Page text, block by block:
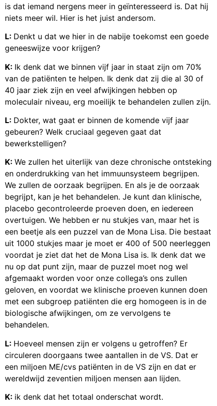
is dat iemand nergens meer in geïnteresseerd is. Dat hij
niets meer wil. Hier is het juist andersom.
L: Denkt u dat we hier in de nabije toekomst een goede
geneeswijze voor krijgen?
K: Ik denk dat we binnen vijf jaar in staat zijn om 70%
van de patiënten te helpen. Ik denk dat zij die al 30 of
40 jaar ziek zijn en veel afwijkingen hebben op
moleculair niveau, erg moeilijk te behandelen zullen zijn.
L: Dokter, wat gaat er binnen de komende vijf jaar
gebeuren? Welk cruciaal gegeven gaat dat
bewerkstelligen?
K: We zullen het uiterlijk van deze chronische ontsteking
en onderdrukking van het immuunsysteem begrijpen.
We zullen de oorzaak begrijpen. En als je de oorzaak
begrijpt, kan je het behandelen. Je kunt dan klinische,
placebo gecontroleerde proeven doen, en iedereen
overtuigen. We hebben er nu stukjes van, maar het is
een beetje als een puzzel van de Mona Lisa. Die bestaat
uit 1000 stukjes maar je moet er 400 of 500 neerleggen
voordat je ziet dat het de Mona Lisa is. Ik denk dat we
nu op dat punt zijn, maar de puzzel moet nog wel
afgemaakt worden voor onze collega’s ons zullen
geloven, en voordat we klinische proeven kunnen doen
met een subgroep patiënten die erg homogeen is in de
biologische afwijkingen, om ze vervolgens te
behandelen.
L: Hoeveel mensen zijn er volgens u getroffen? Er
circuleren doorgaans twee aantallen in de VS. Dat er
een miljoen ME/cvs patiënten in de VS zijn en dat er
wereldwijd zeventien miljoen mensen aan lijden.
K: ik denk dat het totaal onderschat wordt.